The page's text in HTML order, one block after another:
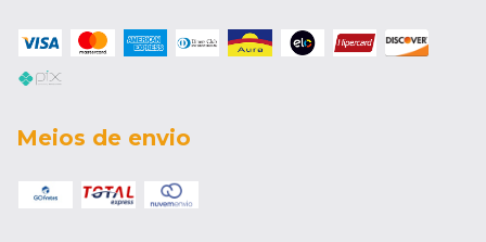
Meios de envio